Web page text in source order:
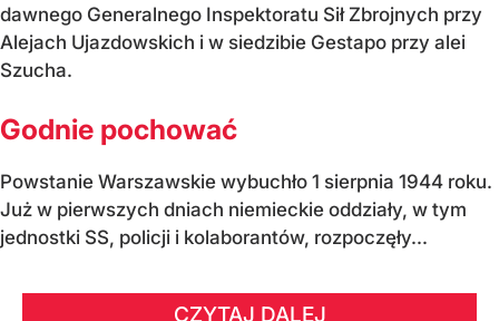
dawnego Generalnego Inspektoratu Sił Zbrojnych przy
Alejach Ujazdowskich i w siedzibie Gestapo przy alei
Szucha.
Godnie pochować
Powstanie Warszawskie wybuchło 1 sierpnia 1944 roku.
Już w pierwszych dniach niemieckie oddziały, w tym
jednostki SS, policji i kolaborantów, rozpoczęły...
CZYTAJ DALEJ